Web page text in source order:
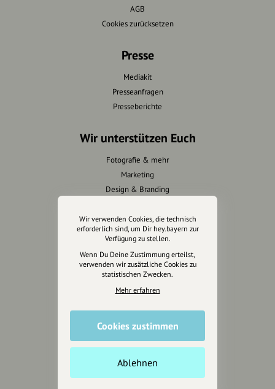
AGB
Cookies zurücksetzen
Presse
Mediakit
Presseanfragen
Presseberichte
Wir unterstützen Euch
Fotografie & mehr
Marketing
Design & Branding
Unterstütze
unsere Plattform
hey.bayern ist ein Projekt von
uns für unsere Region und
für alle, die uns besuchen
wollen.
Inhalte vorschlagen
Wir verwenden Cookies, die technisch
erforderlich sind, um Dir hey.bayern zur
Verfügung zu stellen.
Wenn Du Deine Zustimmung erteilst,
verwenden wir zusätzliche Cookies zu
statistischen Zwecken.
Mehr erfahren
Cookies zustimmen
Ablehnen